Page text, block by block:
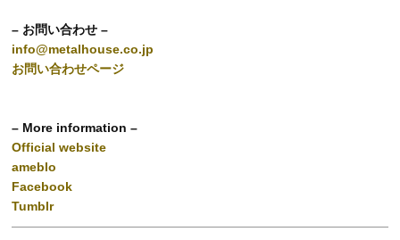
– お問い合わせ –
info@metalhouse.co.jp
お問い合わせページ
– More information –
Official website
ameblo
Facebook
Tumblr